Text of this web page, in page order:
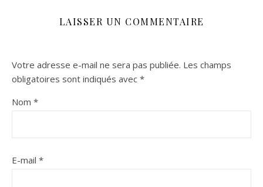
LAISSER UN COMMENTAIRE
Votre adresse e-mail ne sera pas publiée. Les champs
obligatoires sont indiqués avec *
Nom *
E-mail *